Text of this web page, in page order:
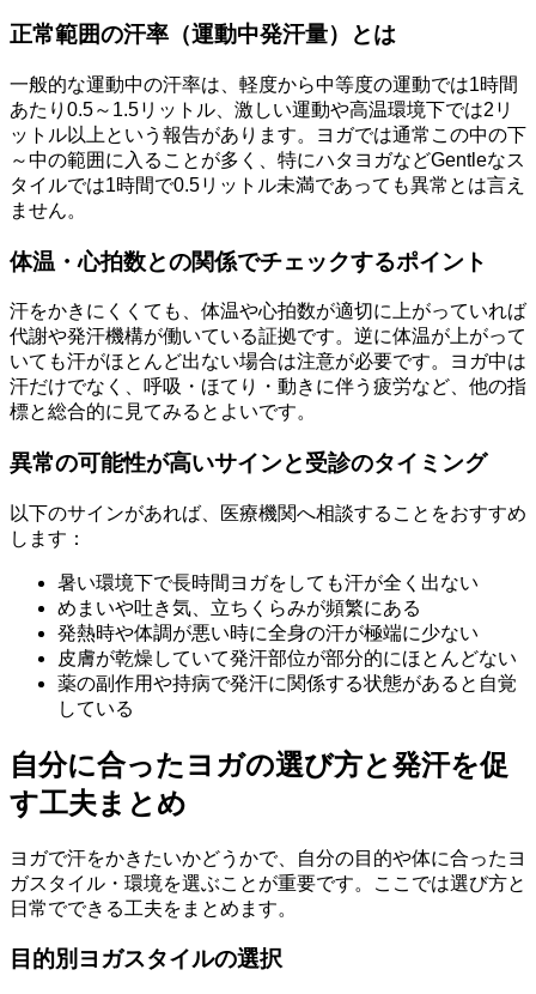
正常範囲の汗率（運動中発汗量）とは
一般的な運動中の汗率は、軽度から中等度の運動では1時間
あたり0.5～1.5リットル、激しい運動や高温環境下では2リ
ットル以上という報告があります。ヨガでは通常この中の下
～中の範囲に入ることが多く、特にハタヨガなどGentleなス
タイルでは1時間で0.5リットル未満であっても異常とは言え
ません。
体温・心拍数との関係でチェックするポイント
汗をかきにくくても、体温や心拍数が適切に上がっていれば
代謝や発汗機構が働いている証拠です。逆に体温が上がって
いても汗がほとんど出ない場合は注意が必要です。ヨガ中は
汗だけでなく、呼吸・ほてり・動きに伴う疲労など、他の指
標と総合的に見てみるとよいです。
異常の可能性が高いサインと受診のタイミング
以下のサインがあれば、医療機関へ相談することをおすすめ
します：
暑い環境下で長時間ヨガをしても汗が全く出ない
めまいや吐き気、立ちくらみが頻繁にある
発熱時や体調が悪い時に全身の汗が極端に少ない
皮膚が乾燥していて発汗部位が部分的にほとんどない
薬の副作用や持病で発汗に関係する状態があると自覚
している
自分に合ったヨガの選び方と発汗を促
す工夫まとめ
ヨガで汗をかきたいかどうかで、自分の目的や体に合ったヨ
ガスタイル・環境を選ぶことが重要です。ここでは選び方と
日常でできる工夫をまとめます。
目的別ヨガスタイルの選択